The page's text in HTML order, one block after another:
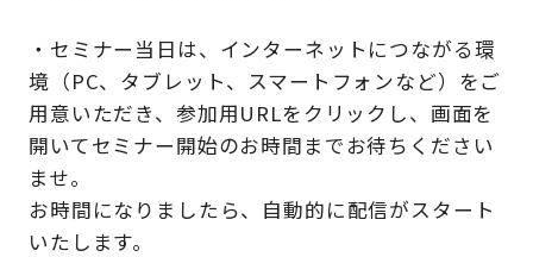
・セミナー当日は、インターネットにつながる環
境（PC、タブレット、スマートフォンなど）をご
用意いただき、参加用URLをクリックし、画面を
開いてセミナー開始のお時間までお待ちください
ませ。
お時間になりましたら、自動的に配信がスタート
いたします。